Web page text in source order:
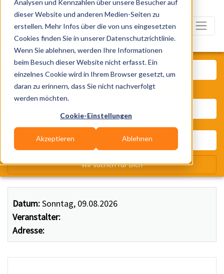
Analysen und Kennzahlen über unsere Besucher auf
dieser Website und anderen Medien-Seiten zu
erstellen. Mehr Infos über die von uns eingesetzten
Cookies finden Sie in unserer Datenschutzrichtlinie.
Wenn Sie ablehnen, werden Ihre Informationen
beim Besuch dieser Website nicht erfasst. Ein
einzelnes Cookie wird in Ihrem Browser gesetzt, um
daran zu erinnern, dass Sie nicht nachverfolgt
werden möchten.
Cookie-Einstellungen
Akzeptieren Ablehnen
Datum:Sonntag, 09.08.2026
Veranstalter:
Adresse:
Was? Künstler, Zelte, Bands,
Wir suchen für Dich